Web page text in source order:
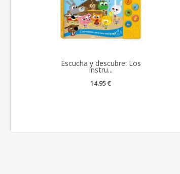
Escucha y descubre: Los
instru...
14.95 €